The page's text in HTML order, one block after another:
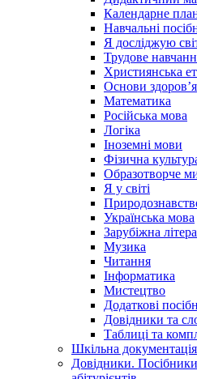
Календарне
Навчальні
Я досліджую
Трудове
Християнська
Основи здоров’я
Математика
Російська мова
Логіка
Іноземні мови
Фізична
Образотворче
Я у світі
Українська мова
Зарубіжна
Музика
Читання
Інформатика
Мистецтво
Додаткові
Довідники та
Таблиці та
Шкільна документація
Довідники.